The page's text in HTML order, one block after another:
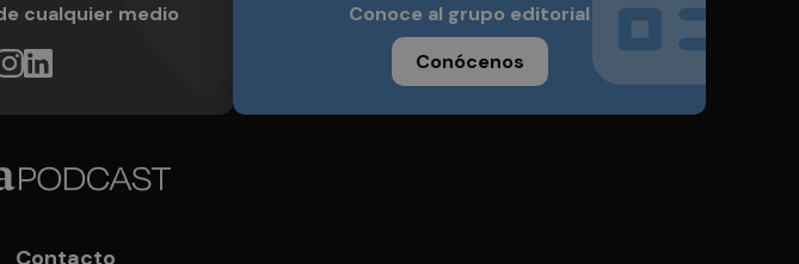
cualquier medio
Conoce al grupo editorial
Conócenos
Contacto